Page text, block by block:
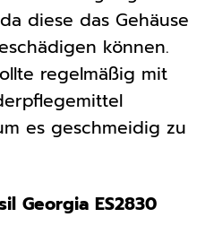
diese das Gehäuse
können.
regelmäßig mit
es geschmeidig zu
Georgia ES2830